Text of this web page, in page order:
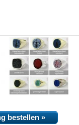
bestellen »